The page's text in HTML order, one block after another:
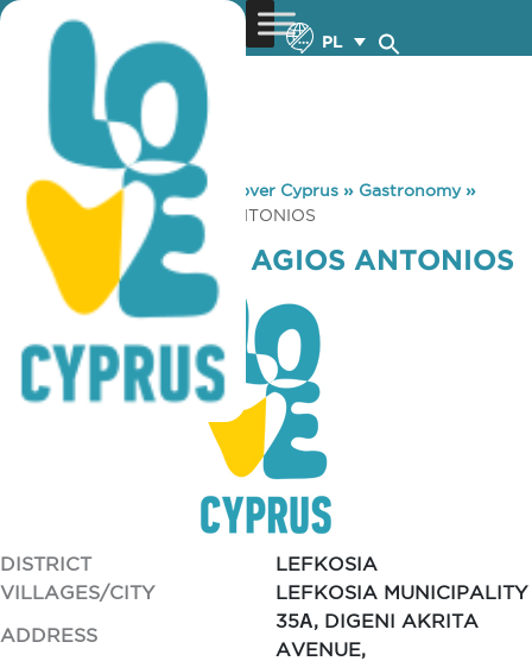
PL
You are here: Home »Discover Cyprus » Gastronomy»
COFFEE ISLAND AGIOS ANTONIOS
COFFEE ISLAND AGIOS ANTONIOS
DISTRICT
LEFKOSIA
VILLAGES/CITY
LEFKOSIA MUNICIPALITY
ADDRESS
35Α, DIGENI AKRITA
AVENUE,